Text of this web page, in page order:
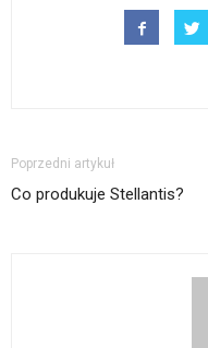
Poprzedni artykuł
Co produkuje Stellantis?